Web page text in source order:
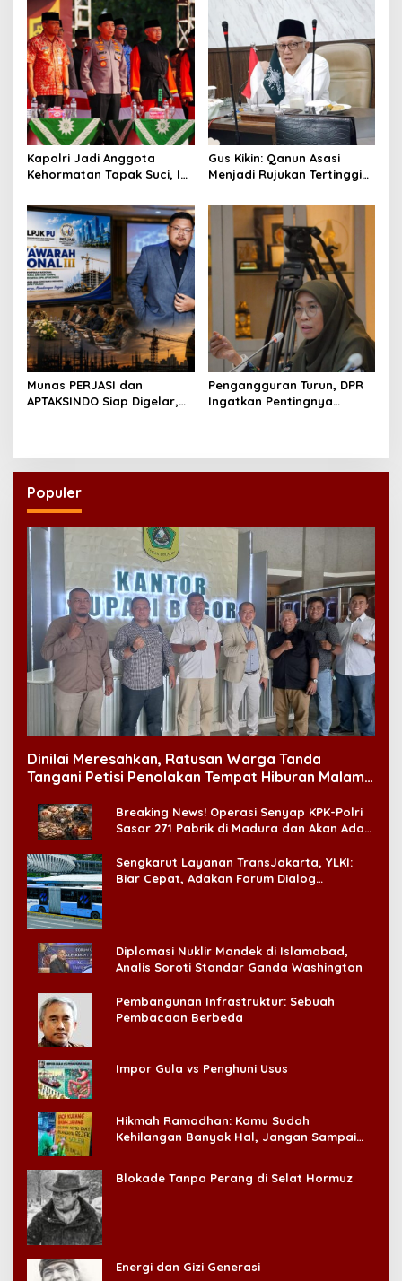
Kapolri Jadi Anggota
Kehormatan Tapak Suci, Ini
Gus Kikin: Qanun Asasi
Menjadi Rujukan Tertinggi
Munas PERJASI dan
APTAKSINDO Siap Digelar,
Pengangguran Turun, DPR
Ingatkan Pentingnya
Populer
Dinilai Meresahkan, Ratusan Warga Tanda
Tangani Petisi Penolakan Tempat Hiburan Malam
Breaking News! Operasi Senyap KPK-Polri
Sasar 271 Pabrik di Madura dan Akan Ada
Sengkarut Layanan TransJakarta, YLKI:
Biar Cepat, Adakan Forum Dialog
Diplomasi Nuklir Mandek di Islamabad,
Analis Soroti Standar Ganda Washington
Pembangunan Infrastruktur: Sebuah
Pembacaan Berbeda
Impor Gula vs Penghuni Usus
Hikmah Ramadhan: Kamu Sudah
Kehilangan Banyak Hal, Jangan Sampai
Blokade Tanpa Perang di Selat Hormuz
Energi dan Gizi Generasi